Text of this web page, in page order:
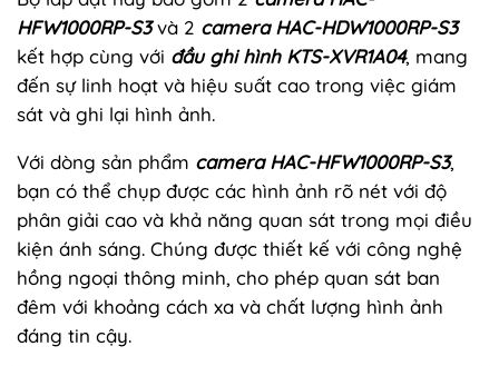
HFW1000RP-S3và 2 camera HAC-HDW1000RP-S3
kết hợp cùng với đầu ghi hình KTS-XVR1A04, mang
đến sự linh hoạt và hiệu suất cao trong việc giám
sát và ghi lại hình ảnh.
Với dòng sản phẩm camera HAC-HFW1000RP-S3,
bạn có thể chụp được các hình ảnh rõ nét với độ
phân giải cao và khả năng quan sát trong mọi điều
kiện ánh sáng. Chúng được thiết kế với công nghệ
hồng ngoại thông minh, cho phép quan sát ban
đêm với khoảng cách xa và chất lượng hình ảnh
đáng tin cậy.